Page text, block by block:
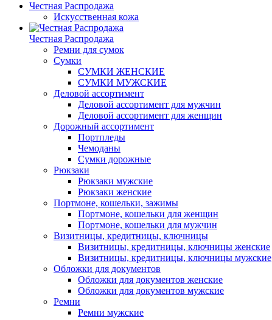
Честная Распродажа
Искусственная кожа
Честная Распродажа
Ремни для сумок
Сумки
СУМКИ ЖЕНСКИЕ
СУМКИ МУЖСКИЕ
Деловой ассортимент
Деловой ассортимент для мужчин
Деловой ассортимент для женщин
Дорожный ассортимент
Портпледы
Чемоданы
Сумки дорожные
Рюкзаки
Рюкзаки мужские
Рюкзаки женские
Портмоне, кошельки, зажимы
Портмоне, кошельки для женщин
Портмоне, кошельки для мужчин
Визитницы, кредитницы, ключницы
Визитницы, кредитницы, ключницы женские
Визитницы, кредитницы, ключницы мужские
Обложки для документов
Обложки для документов женские
Обложки для документов мужские
Ремни
Ремни мужские